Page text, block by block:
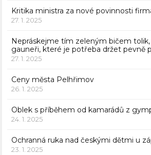
Kritika ministra za nové povinnosti
27. 1. 2025
Nepráskejme tím zeleným bičem
gauneři, které je potřeba držet pevně
27. 1. 2025
Ceny města Pelhřimov
26. 1. 2025
Oblek s příběhem od kamarádů z
24. 1. 2025
Ochranná ruka nad českými dětmi u
23. 1. 2025